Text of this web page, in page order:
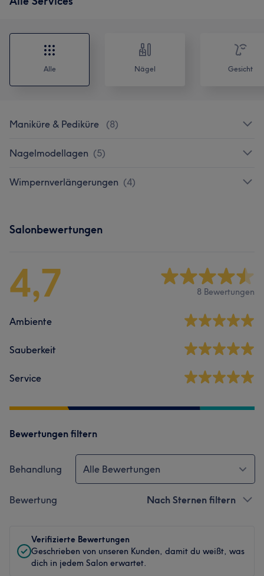
Alle Nägel Gesicht
Maniküre & Pediküre (8)
Nagelmodellagen (5)
Wimpernverlängerungen (4)
Salonbewertungen
4,7 8 Bewertungen
Ambiente
Sauberkeit
Service
Bewertungen filtern
Behandlung Alle Bewertungen
Bewertung Nach Sternen filtern
Verifizierte Bewertungen
Geschrieben von unseren Kunden, damit du weißt, was
dich in jedem Salon erwartet.